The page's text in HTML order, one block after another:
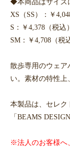
XS（SS）：￥
S：￥4,378（税込）
SM：￥4,708（税
散歩専用のウェア
い。素材の特性上
本製品は、セレク
「BEAMS
※法人のお客様へ